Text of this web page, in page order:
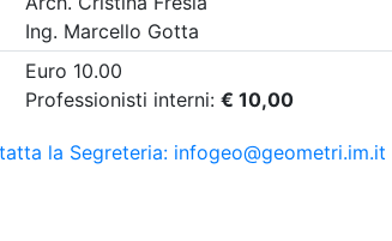
utilizzati